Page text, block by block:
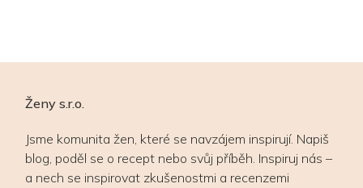
Ženy s.r.o.
Jsme komunita žen, které se navzájem inspirují. Napiš
blog, poděl se o recept nebo svůj příběh. Inspiruj nás –
a nech se inspirovat zkušenostmi a recenzemi